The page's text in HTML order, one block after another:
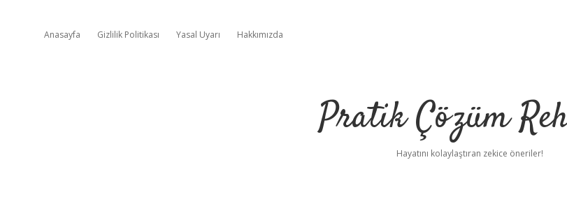
Anasayfa Gizlilik Politikası Yasal Uyarı Hakkımızda
Pratik Çözüm
Hayatını kolaylaştıran zekice öneriler!